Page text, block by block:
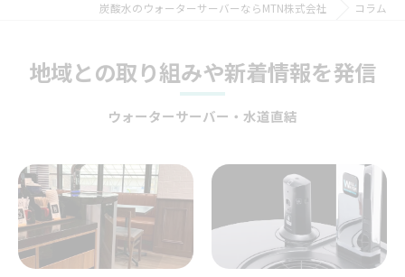
炭酸水のウォーターサーバーならMTN株式会社 コラム
地域との取り組みや新着情報を発信
ウォーターサーバー・水道直結